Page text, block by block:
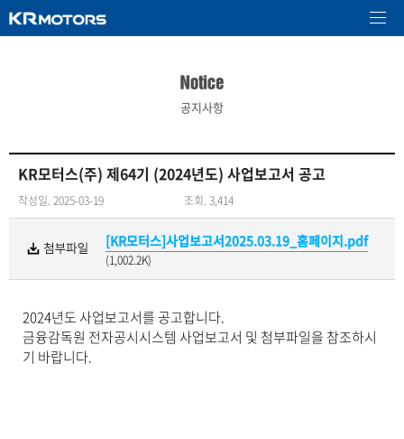
공지사항
KR모터스(주) 제64기 (2024년도) 사업보고서 공고
작성일. 2025-03-19 조회. 3,414
[KR모터스]사업보고서2025.03.19_홈페이지.pdf
(1,002.2K)
2024년도 사업보고서를 공고합니다.
금융감독원 전자공시시스템 사업보고서 및 첨부파일을 참조하시
기 바랍니다.